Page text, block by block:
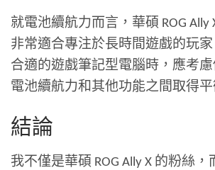
就電池續航力而言，華碩 ROG Ally
非常適合專注於長時間遊戲的玩
合適的遊戲筆記型電腦時，應考
電池續航力和其他功能之間取得平
結論
我不僅是華碩 ROG Ally X 的粉絲，